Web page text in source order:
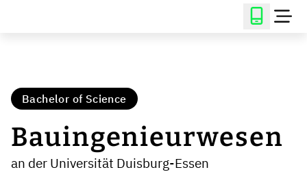
Bachelor of Science
Bauingenieurwesen
an der Universität Duisburg-Essen